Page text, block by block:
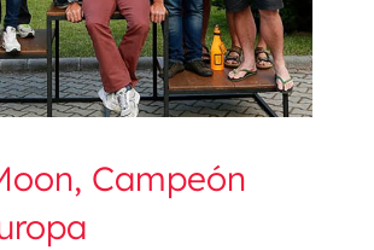
Campeón